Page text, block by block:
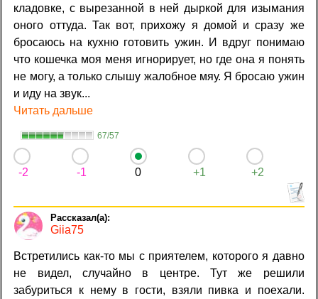
кладовке, с вырезанной в ней дыркой для изымания
оного оттуда. Так вот, прихожу я домой и сразу же
бросаюсь на кухню готовить ужин. И вдруг понимаю
что кошечка моя меня игнорирует, но где она я понять
не могу, а только слышу жалобное мяу. Я бросаю ужин
и иду на звук...
Читать дальше
67/57
-2 -1 0 +1 +2
Giia75
Встретились как-то мы с приятелем, которого я давно
не видел, случайно в центре. Тут же решили
забуриться к нему в гости, взяли пивка и поехали.